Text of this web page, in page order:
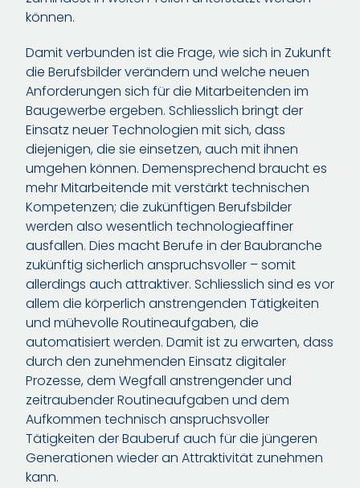
können.
Damit verbunden ist die Frage, wie sich in Zukunft
die Berufsbilder verändern und welche neuen
Anforderungen sich für die Mitarbeitenden im
Baugewerbe ergeben. Schliesslich bringt der
Einsatz neuer Technologien mit sich, dass
diejenigen, die sie einsetzen, auch mit ihnen
umgehen können. Demensprechend braucht es
mehr Mitarbeitende mit verstärkt technischen
Kompetenzen; die zukünftigen Berufsbilder
werden also wesentlich technologieaffiner
ausfallen. Dies macht Berufe in der Baubranche
zukünftig sicherlich anspruchsvoller – somit
allerdings auch attraktiver. Schliesslich sind es vor
allem die körperlich anstrengenden Tätigkeiten
und mühevolle Routineaufgaben, die
automatisiert werden. Damit ist zu erwarten, dass
durch den zunehmenden Einsatz digitaler
Prozesse, dem Wegfall anstrengender und
zeitraubender Routineaufgaben und dem
Aufkommen technisch anspruchsvoller
Tätigkeiten der Bauberuf auch für die jüngeren
Generationen wieder an Attraktivität zunehmen
kann.